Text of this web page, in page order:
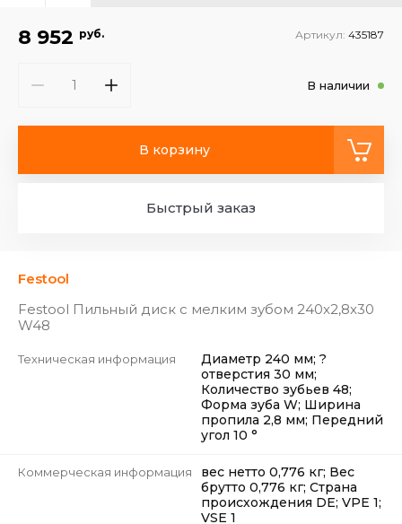
Festool
Festool Пильный диск с мелким зубом 240x2,8x30
W48
Техническая информация
Диаметр 240 мм; ?
отверстия 30 мм;
Количество зубьев 48;
Форма зуба W; Ширина
пропила 2,8 мм; Передний
угол 10 °
Коммерческая информация
вес нетто 0,776 кг; Вес
брутто 0,776 кг; Страна
происхождения DE; VPE 1;
VSE 1
8 952 руб. Артикул: 435187
В наличии
В корзину
Быстрый заказ